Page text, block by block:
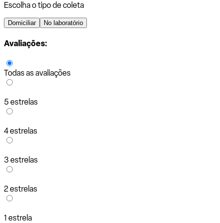
Escolha o tipo de coleta
Domiciliar No laboratório
Avaliações:
Todas as avaliações
5 estrelas
4 estrelas
3 estrelas
2 estrelas
1 estrela